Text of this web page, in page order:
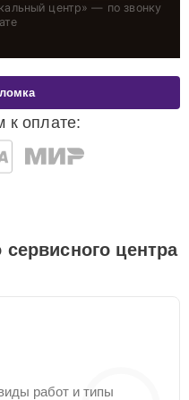
центр» — по звонку
оплате:
центра
работ и типы